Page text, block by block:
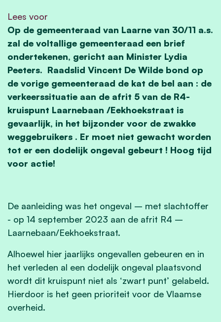
Lees voor
Op de gemeenteraad van Laarne van 30/11 a.s.
zal de voltallige gemeenteraad een brief
ondertekenen, gericht aan Minister Lydia
Peeters. Raadslid Vincent De Wilde bond op
de vorige gemeenteraad de kat de bel aan : de
verkeerssituatie aan de afrit 5 van de R4-
kruispunt Laarnebaan /Eekhoekstraat is
gevaarlijk, in het bijzonder voor de zwakke
weggebruikers . Er moet niet gewacht worden
tot er een dodelijk ongeval gebeurt ! Hoog tijd
voor actie!
De aanleiding was het ongeval – met slachtoffer
- op 14 september 2023 aan de afrit R4 –
Laarnebaan/Eekhoekstraat.
Alhoewel hier jaarlijks ongevallen gebeuren en in
het verleden al een dodelijk ongeval plaatsvond
wordt dit kruispunt niet als ‘zwart punt’ gelabeld.
Hierdoor is het geen prioriteit voor de Vlaamse
overheid.